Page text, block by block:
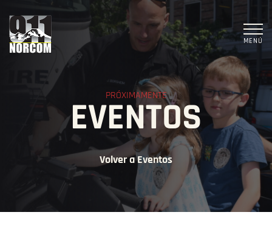
MENÚ
PRÓXIMAMENTE
EVENTOS
Volver a Eventos